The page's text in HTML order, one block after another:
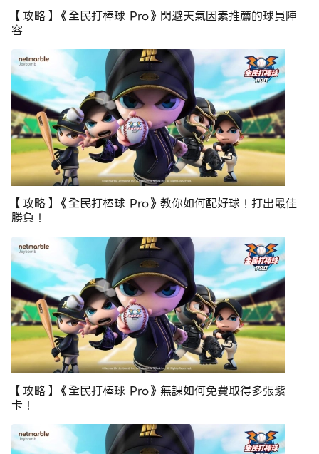
【攻略】《全民打棒球 Pro》閃避天氣因素推薦的球員陣
容
【攻略】《全民打棒球 Pro》教你如何配好球！打出最佳
勝負！
【攻略】《全民打棒球 Pro》無課如何免費取得多張紫
卡！